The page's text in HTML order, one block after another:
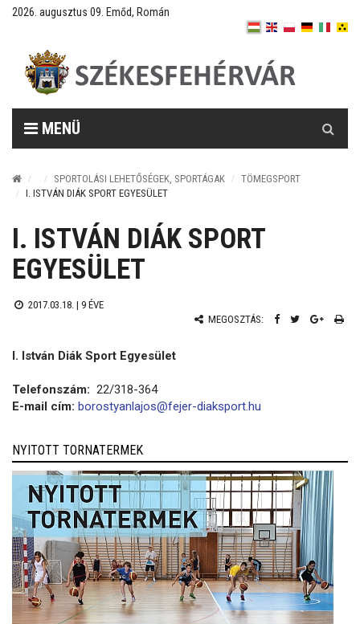
2026. augusztus 09. Emőd, Román
MENÜ
SPORTOLÁSI LEHETŐSÉGEK, SPORTÁGAK
TÖMEGSPORT
I. ISTVÁN DIÁK SPORT EGYESÜLET
I. ISTVÁN DIÁK SPORT
EGYESÜLET
2017.03.18. | 9 ÉVE
MEGOSZTÁS:
I. István Diák Sport Egyesület
Telefonszám: 22/318-364
E-mail cím: borostyanlajos@fejer-diaksport.hu
NYITOTT TORNATERMEK